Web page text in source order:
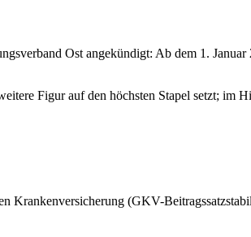
Ost angekündigt: Ab dem 1.
Krankenversicherung (GKV-